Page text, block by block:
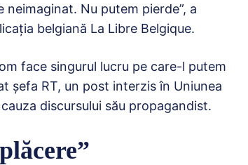
Nu putem pierde”, a
belgiană La Libre Belgique.
face singurul lucru pe care-l putem
șefa RT, un post interzis în Uniunea
discursului său propagandist.